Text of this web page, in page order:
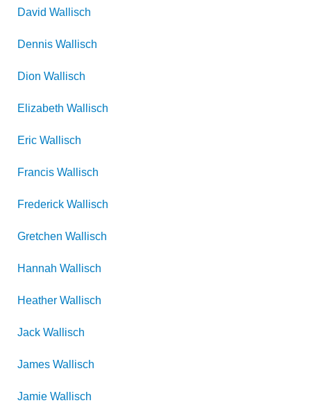
David Wallisch
Dennis Wallisch
Dion Wallisch
Elizabeth Wallisch
Eric Wallisch
Francis Wallisch
Frederick Wallisch
Gretchen Wallisch
Hannah Wallisch
Heather Wallisch
Jack Wallisch
James Wallisch
Jamie Wallisch